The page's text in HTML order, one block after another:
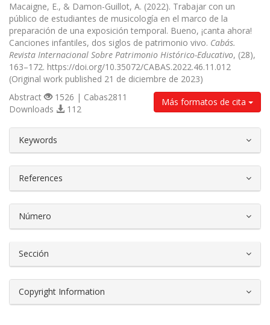
Macaigne, E., & Damon-Guillot, A. (2022). Trabajar con un
público de estudiantes de musicología en el marco de la
preparación de una exposición temporal. Bueno, ¡canta ahora!
Canciones infantiles, dos siglos de patrimonio vivo. Cabás.
Revista Internacional Sobre Patrimonio Histórico-Educativo, (28),
163–172. https://doi.org/10.35072/CABAS.2022.46.11.012
(Original work published 21 de diciembre de 2023)
Más formatos de cita
Abstract
1526 | Cabas2811
Downloads
112
Keywords
References
Número
Sección
Copyright Information